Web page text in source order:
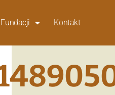
Fundacji Kontakt